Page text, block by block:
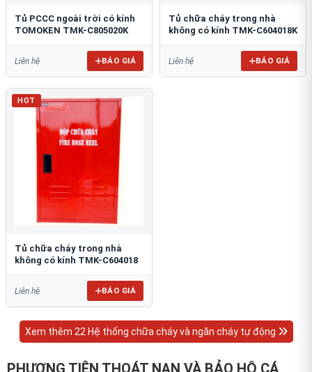
Tủ PCCC ngoài trời có kính
TOMOKEN TMK-C805020K
Liên hệ BÁO GIÁ
Tủ chữa cháy trong nhà
không có kính TMK-C604018K
Liên hệ BÁO GIÁ
HOT
Tủ chữa cháy trong nhà
không có kính TMK-C604018
Liên hệ BÁO GIÁ
Xem thêm 22 Hệ thống chữa cháy và ngăn cháy tự động
PHƯƠNG TIỆN THOÁT NẠN VÀ BẢO HỘ CÁ